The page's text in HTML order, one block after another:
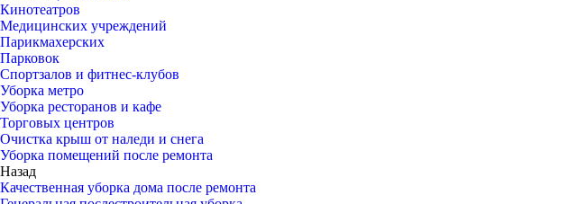
Кинотеатров
Медицинских учреждений
Парикмахерских
Парковок
Спортзалов и фитнес-клубов
Уборка метро
Уборка ресторанов и кафе
Торговых центров
Очистка крыш от наледи и снега
Уборка помещений после ремонта
Назад
Качественная уборка дома после ремонта